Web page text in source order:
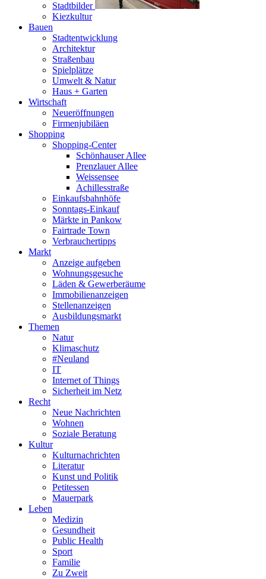
Stadtbilder
Kiezkultur
Bauen
Stadtentwicklung
Architektur
Straßenbau
Spielplätze
Umwelt & Natur
Haus + Garten
Wirtschaft
Neueröffnungen
Firmenjubiläen
Shopping
Shopping-Center
Schönhauser Allee
Prenzlauer Allee
Weissensee
Achillesstraße
Einkaufsbahnhöfe
Sonntags-Einkauf
Märkte in Pankow
Fairtrade Town
Verbrauchertipps
Markt
Anzeige aufgeben
Wohnungsgesuche
Läden & Gewerberäume
Immobilienanzeigen
Stellenanzeigen
Ausbildungsmarkt
Themen
Natur
Klimaschutz
#Neuland
IT
Internet of Things
Sicherheit im Netz
Recht
Neue Nachrichten
Wohnen
Soziale Beratung
Kultur
Kulturnachrichten
Literatur
Kunst und Politik
Petitessen
Mauerpark
Leben
Medizin
Gesundheit
Public Health
Sport
Familie
Zu Zweit